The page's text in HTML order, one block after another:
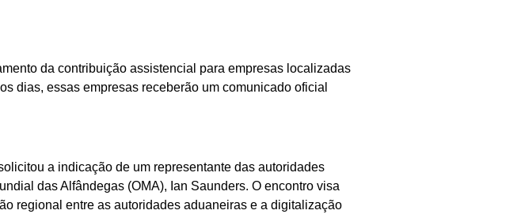
da contribuição assistencial para empresas localizadas
dias, essas empresas receberão um comunicado oficial
a indicação de um representante das autoridades
das Alfândegas (OMA), Ian Saunders. O encontro visa
regional entre as autoridades aduaneiras e a digitalização